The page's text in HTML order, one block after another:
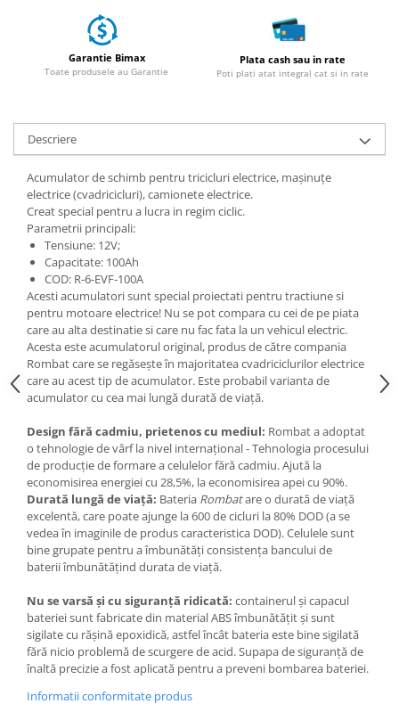
Masina Electrica 2 Locuri fara
Scutere Electrice
Cu 3 Roti
Cu 3 Roti fara Permis
Cu 4 Roti
Cu Pedale
Fara Permis
25 km/h
45 km/h
50 km/h
Chopper
Harley
⬇ MARCI
➔ Geeli
➔ Volta
➔ Z-Tech
➔ Kuba
PIESE DE SCHIMB
Acceleratii
Baterii
Baterii 60V
Camere
Cauciucuri
Controllere
Incarcatoare
Garantie Bimax
Toate produsele au Garantie
Plata cash sau in rate
Poti plati atat integral cat si in rate
Descriere
Acumulator de schimb pentru tricicluri electrice, mașinuțe
electrice (cvadricicluri), camionete electrice.
Creat special pentru a lucra in regim ciclic.
Parametrii principali:
Tensiune: 12V;
Capacitate: 100Ah
COD: R-6-EVF-100A
Acesti acumulatori sunt special proiectati pentru tractiune si
pentru motoare electrice! Nu se pot compara cu cei de pe piata
care au alta destinatie si care nu fac fata la un vehicul electric.
Acesta este acumulatorul original, produs de către compania
Rombat care se regăsește în majoritatea cvadriciclurilor electrice
care au acest tip de acumulator. Este probabil varianta de
acumulator cu cea mai lungă durată de viață.
Design fără cadmiu, prietenos cu mediul: Rombata adoptat
o tehnologie de vârf la nivel internațional - Tehnologia procesului
de producție de formare a celulelor fără cadmiu. Ajută la
economisirea energiei cu 28,5%, la economisirea apei cu 90%.
Durată lungă de viață: Bateria Rombatare o durată de viață
excelentă, care poate ajunge la 600 de cicluri la 80% DOD (a se
vedea în imaginile de produs caracteristica DOD). Celulele sunt
bine grupate pentru a îmbunătăți consistența bancului de
baterii îmbunătățind durata de viață.
Nu se varsă și cu siguranță ridicată: containerul și capacul
bateriei sunt fabricate din material ABS îmbunătățit și sunt
sigilate cu rășină epoxidică, astfel încât bateria este bine sigilată
fără nicio problemă de scurgere de acid. Supapa de siguranță de
înaltă precizie a fost aplicată pentru a preveni bombarea bateriei.
Informatii conformitate produs